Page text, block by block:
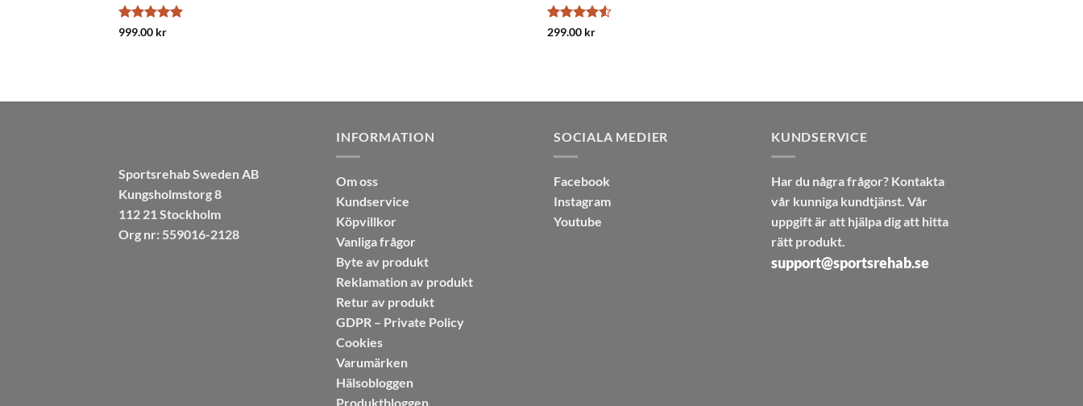
Betygsatt
999.00 kr
Betygsatt
299.00 kr
Sportsrehab Sweden AB
Kungsholmstorg 8
112 21 Stockholm
Org nr: 559016-2128
INFORMATION
Om oss
Kundservice
Köpvillkor
Vanliga frågor
Byte av produkt
Reklamation av produkt
Retur av produkt
GDPR – Private Policy
Cookies
Varumärken
Hälsobloggen
Produktbloggen
SOCIALA MEDIER
Facebook
Instagram
Youtube
KUNDSERVICE
Har du några frågor? Kontakta
vår kunniga kundtjänst. Vår
uppgift är att hjälpa dig att hitta
rätt produkt.
support@sportsrehab.se